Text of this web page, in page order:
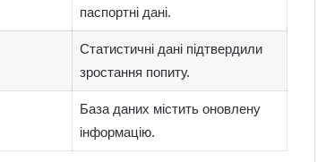
паспортні дані.
Статистичні дані підтвердили
зростання попиту.
База даних містить оновлену
інформацію.